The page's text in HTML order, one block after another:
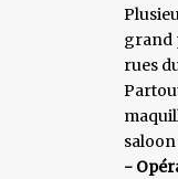
grand
rues
-